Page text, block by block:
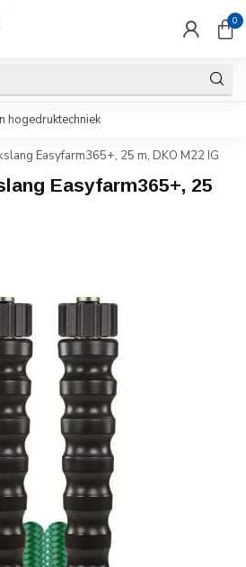
0
hogedruktechniek
Easyfarm365+, 25 m, DKO M22 IG
Easyfarm365+, 25